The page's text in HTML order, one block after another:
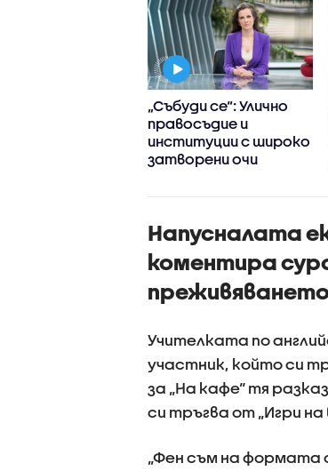
„Събуди се“: Улично
правосъдие и
институции с широко
затворени очи
Напусналата
коментира
Учителката по
участник, който си
за „На кафе“ тя
си тръгва от „Игри на
„Фен съм на формата